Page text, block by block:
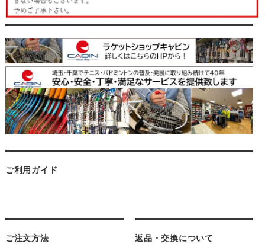
ご利用ガイド
ご注文方法 返品・交換について